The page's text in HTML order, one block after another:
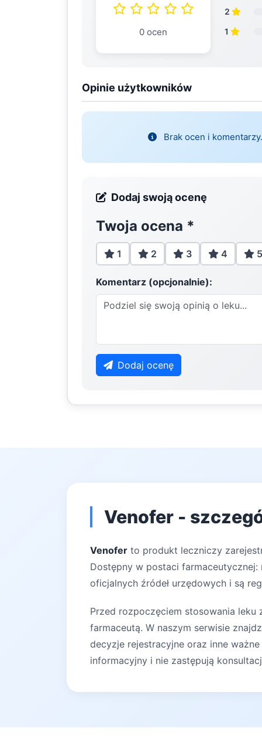
0 ocen
2
1
Opinie użytkowników
Brak ocen i
Dodaj swoją ocenę
Twoja ocena *
1 2 3 4 5
Komentarz (opcjonalnie):
Dodaj ocenę
Venofer -
Venofer to produkt leczniczy
Dostępny w postaci
oficjalnych źródeł urzędowych i są
Przed rozpoczęciem stosowania leku
farmaceutą. W naszym serwisie
decyzje rejestracyjne oraz inne
informacyjny i nie zastępują